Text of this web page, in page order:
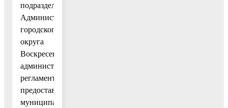
подразделениями
Администрации
городского
округа
Воскресенск
административных
регламентов
предоставления
муниципальных